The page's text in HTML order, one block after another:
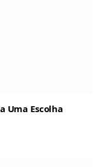
Uma Escolha